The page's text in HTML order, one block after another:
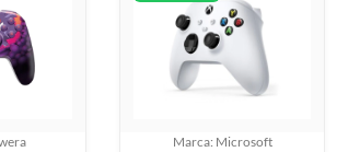
Marca: Microsoft